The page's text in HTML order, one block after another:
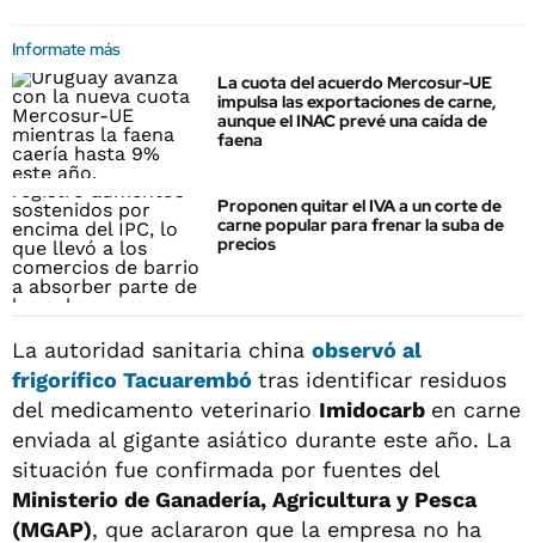
Informate más
La cuota del acuerdo Mercosur-UE
impulsa las exportaciones de carne,
aunque el INAC prevé una caída de
faena
Proponen quitar el IVA a un corte de
carne popular para frenar la suba de
precios
La autoridad sanitaria china observó al
frigorífico Tacuarembó tras identificar residuos
del medicamento veterinario Imidocarb en carne
enviada al gigante asiático durante este año. La
situación fue confirmada por fuentes del
Ministerio de Ganadería, Agricultura y Pesca
(MGAP), que aclararon que la empresa no ha